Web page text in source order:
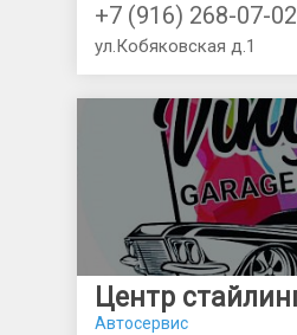
+7 (916) 268-07-02
ул.Кобяковская д.1
Автосервис